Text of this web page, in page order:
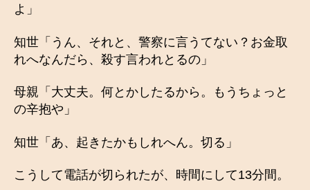
よ」
知世「うん、それと、警察に言うてない？お金取
れへなんだら、殺す言われとるの」
母親「大丈夫。何とかしたるから。もうちょっと
の辛抱や」
知世「あ、起きたかもしれへん。切る」
こうして電話が切られたが、時間にして13分間。